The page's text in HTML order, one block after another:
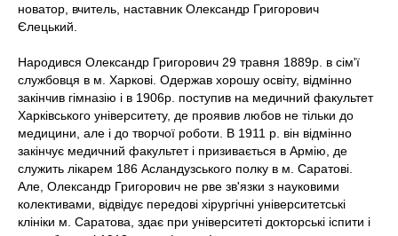
новатор, вчитель, наставник Олександр Григорович
Єлецький.
Народився Олександр Григорович 29 травня 1889р. в сім'ї
службовця в м. Харкові. Одержав хорошу освіту, відмінно
закінчив гімназію і в 1906р. поступив на медичний факультет
Харківського університету, де проявив любов не тільки до
медицини, але і до творчої роботи. В 1911 р. він відмінно
закінчує медичний факультет і призивається в Армію, де
служить лікарем 186 Асландузського полку в м. Саратові.
Але, Олександр Григорович не рве зв'язки з науковими
колективами, відвідує передові хірургічні університетські
клініки м. Саратова, здає при університеті докторські іспити і